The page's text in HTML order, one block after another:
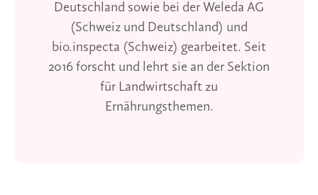
Deutschland sowie bei der Weleda AG
(Schweiz und Deutschland) und
bio.inspecta (Schweiz) gearbeitet. Seit
2016 forscht und lehrt sie an der Sektion
für Landwirtschaft zu
Ernährungsthemen.